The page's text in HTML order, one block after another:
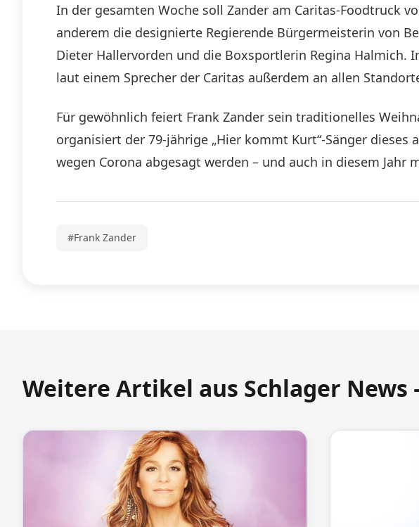
In der gesamten Woche soll Zander am Caritas-Foodtruck
anderem die designierte Regierende Bürgermeisterin von
Dieter Hallervorden und die Boxsportlerin Regina
laut einem Sprecher der Caritas außerdem an allen
Für gewöhnlich feiert Frank Zander sein traditionelles
organisiert der 79-jährige „Hier kommt Kurt“-Sänger
wegen Corona abgesagt werden – und auch in diesem
#Frank Zander
Weitere Artikel aus Schlager